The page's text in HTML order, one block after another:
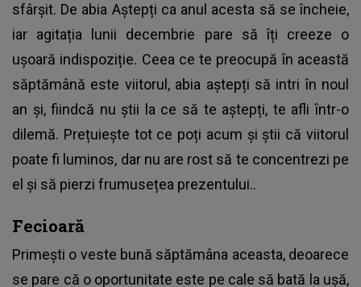
sfârșit. De abia Aștepți ca anul acesta să se încheie,
iar agitația lunii decembrie pare să îți creeze o
ușoară indispoziție. Ceea ce te preocupă în această
săptămână este viitorul, abia aștepți să intri în noul
an și, fiindcă nu știi la ce să te aștepți, te afli într-o
dilemă. Prețuiește tot ce poți acum și știi că viitorul
poate fi luminos, dar nu are rost să te concentrezi pe
el și să pierzi frumusețea prezentului..
Fecioară
Primești o veste bună săptămâna aceasta, deoarece
se pare că o oportunitate este pe cale să bată la ușă,